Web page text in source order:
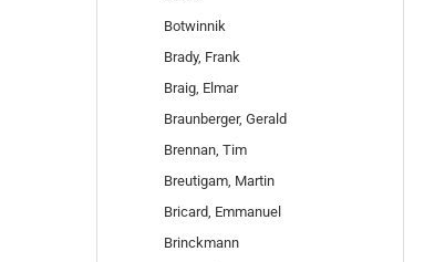
Botwinnik
Brady, Frank
Braig, Elmar
Braunberger, Gerald
Brennan, Tim
Breutigam, Martin
Bricard, Emmanuel
Brinckmann